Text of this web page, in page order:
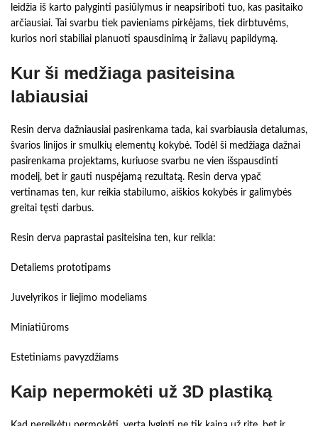
leidžia iš karto palyginti pasiūlymus ir neapsiriboti tuo, kas pasitaiko
arčiausiai. Tai svarbu tiek pavieniams pirkėjams, tiek dirbtuvėms,
kurios nori stabiliai planuoti spausdinimą ir žaliavų papildymą.
Kur ši medžiaga pasiteisina
labiausiai
Resin derva dažniausiai pasirenkama tada, kai svarbiausia detalumas,
švarios linijos ir smulkių elementų kokybė. Todėl ši medžiaga dažnai
pasirenkama projektams, kuriuose svarbu ne vien išspausdinti
modelį, bet ir gauti nuspėjamą rezultatą. Resin derva ypač
vertinamas ten, kur reikia stabilumo, aiškios kokybės ir galimybės
greitai tęsti darbus.
Resin derva paprastai pasiteisina ten, kur reikia:
Detaliems prototipams
Juvelyrikos ir liejimo modeliams
Miniatiūroms
Estetiniams pavyzdžiams
Kaip nepermokėti už 3D plastiką